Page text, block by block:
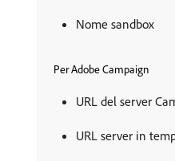
Nome sandbox
Per Adobe Campaign
URL del server
URL server in